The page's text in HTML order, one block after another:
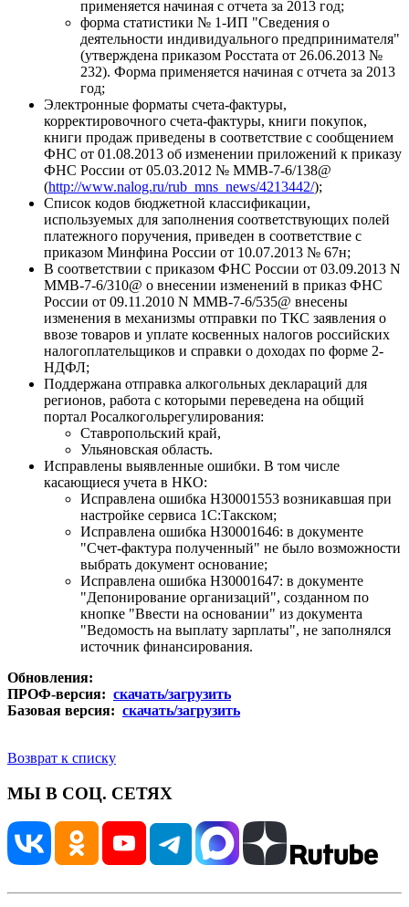
применяется начиная с отчета за 2013 год;
форма статистики № 1-ИП "Сведения о
деятельности индивидуального предпринимателя"
(утверждена приказом Росстата от 26.06.2013 №
232). Форма применяется начиная с отчета за 2013
год;
Электронные форматы счета-фактуры,
корректировочного счета-фактуры, книги покупок,
книги продаж приведены в соответствие с сообщением
ФНС от 01.08.2013 об изменении приложений к приказу
ФНС России от 05.03.2012 № ММВ-7-6/138@
(http://www.nalog.ru/rub_mns_news/4213442/);
Список кодов бюджетной классификации,
используемых для заполнения соответствующих полей
платежного поручения, приведен в соответствие с
приказом Минфина России от 10.07.2013 № 67н;
В соответствии с приказом ФНС России от 03.09.2013 N
ММВ-7-6/310@ о внесении изменений в приказ ФНС
России от 09.11.2010 N ММВ-7-6/535@ внесены
изменения в механизмы отправки по ТКС заявления о
ввозе товаров и уплате косвенных налогов российских
налогоплательщиков и справки о доходах по форме 2-
НДФЛ;
Поддержана отправка алкогольных деклараций для
регионов, работа с которыми переведена на общий
портал Росалкогольрегулирования:
Ставропольский край,
Ульяновская область.
Исправлены выявленные ошибки. В том числе
касающиеся учета в НКО:
Исправлена ошибка НЗ0001553 возникавшая при
настройке сервиса 1С:Такском;
Исправлена ошибка НЗ0001646: в документе
"Счет-фактура полученный" не было возможности
выбрать документ основание;
Исправлена ошибка НЗ0001647: в документе
"Депонирование организаций", созданном по
кнопке "Ввести на основании" из документа
"Ведомость на выплату зарплаты", не заполнялся
источник финансирования.
Обновления:
ПРОФ-версия: скачать/загрузить
Базовая версия: скачать/загрузить
Возврат к списку
МЫ В СОЦ. СЕТЯХ